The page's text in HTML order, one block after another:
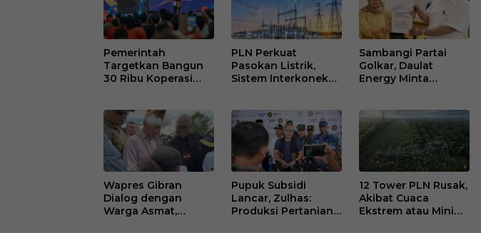
Pemerintah
Targetkan Bangun
30 Ribu Koperasi
Bantuan dan
Penggerak Ekonomi
Desa
PLN Perkuat
Pasokan Listrik,
Sistem Interkoneksi
Sambangi Partai
Golkar, Daulat
Energy Minta
Berulang
Wapres Gibran
Dialog dengan
Warga Asmat,
Pupuk Subsidi
Lancar, Zulhas:
Produksi Pertanian
12 Tower PLN Rusak,
Akibat Cuaca
Ekstrem atau Minim